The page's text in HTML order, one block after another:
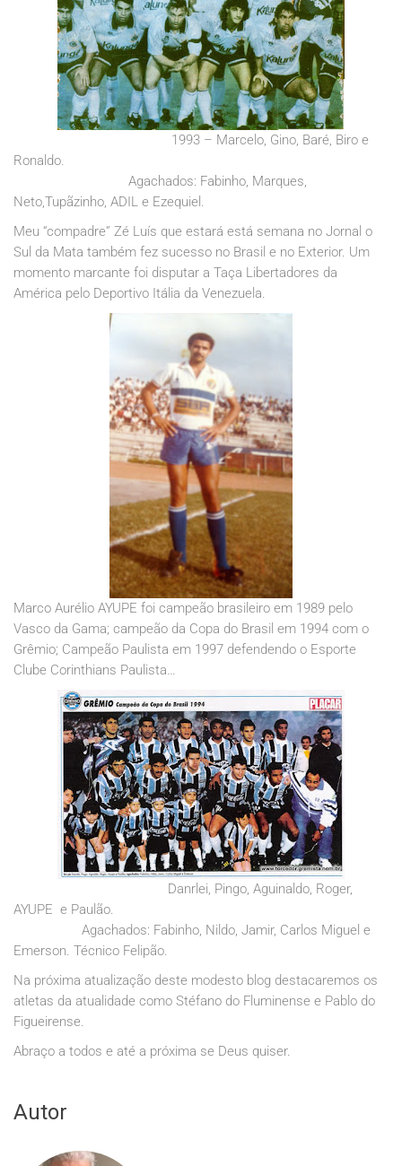
1993 – Marcelo, Gino, Baré, Biro e
Ronaldo.
Agachados: Fabinho, Marques,
Neto,Tupãzinho, ADIL e Ezequiel.
Meu “compadre” Zé Luís que estará está semana no Jornal o
Sul da Mata também fez sucesso no Brasil e no Exterior. Um
momento marcante foi disputar a Taça Libertadores da
América pelo Deportivo Itália da Venezuela.
Marco Aurélio AYUPE foi campeão brasileiro em 1989 pelo
Vasco da Gama; campeão da Copa do Brasil em 1994 com o
Grêmio; Campeão Paulista em 1997 defendendo o Esporte
Clube Corinthians Paulista…
Danrlei, Pingo, Aguinaldo, Roger,
AYUPE e Paulão.
Agachados: Fabinho, Nildo, Jamir, Carlos Miguel e
Emerson. Técnico Felipão.
Na próxima atualização deste modesto blog destacaremos os
atletas da atualidade como Stéfano do Fluminense e Pablo do
Figueirense.
Abraço a todos e até a próxima se Deus quiser.
Autor